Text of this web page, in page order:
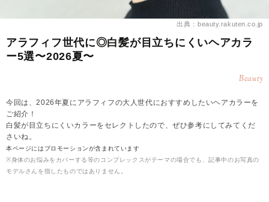
出典：beauty.rakuten.co.jp
アラフィフ世代に◎白髪が目立ちにくいヘアカラ
ー5選〜2026夏〜
Beauty
今回は、2026年夏にアラフィフの大人世代におすすめしたいヘアカラーを
ご紹介！
白髪が目立ちにくいカラーをセレクトしたので、ぜひ参考にしてみてくだ
さいね。
本ページにはプロモーションが含まれています
※身体のお悩みをカバーする等のコンプレックスがテーマの場合でも、記事中のお写真の
モデルさんを指したものではありません。